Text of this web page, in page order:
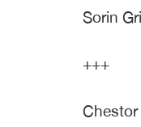
Sorin
+++
Chestor